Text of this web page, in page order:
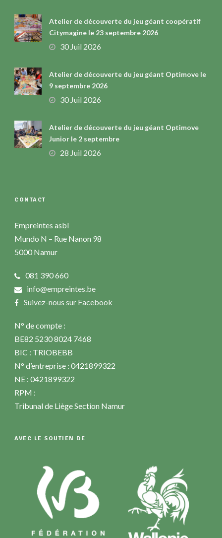
Atelier de découverte du jeu géant coopératif
Citymagine le 23 septembre 2026
30 Juil 2026
Atelier de découverte du jeu géant Optimove le
9 septembre 2026
30 Juil 2026
Atelier de découverte du jeu géant Optimove
Junior le 2 septembre
28 Juil 2026
CONTACT
Empreintes asbl
Mundo N – Rue Nanon 98
5000 Namur
081 390 660
info@empreintes.be
Suivez-nous sur Facebook
N° de compte :
BE82 5230 8024 7468
BIC : TRIOBEBB
N° d’entreprise : 0421899322
NE : 0421899322
RPM :
Tribunal de Liège Section Namur
AVEC LE SOUTIEN DE